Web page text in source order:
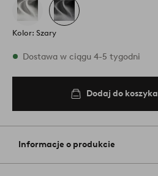
Kolor: Szary
W magazynie
Dostawa w ciągu 4-5 tygodni
Dodaj do koszyka
Informacje o produkcie